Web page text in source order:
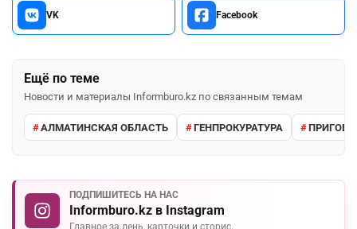
VK Facebook
Ещё по теме
Новости и материалы Informburo.kz по связанным темам
АЛМАТИНСКАЯ ОБЛАСТЬ ГЕНПРОКУРАТУРА
ПОДПИШИТЕСЬ НА НАС
Informburo.kz в Instagram
Главное за день, карточки и сторис.